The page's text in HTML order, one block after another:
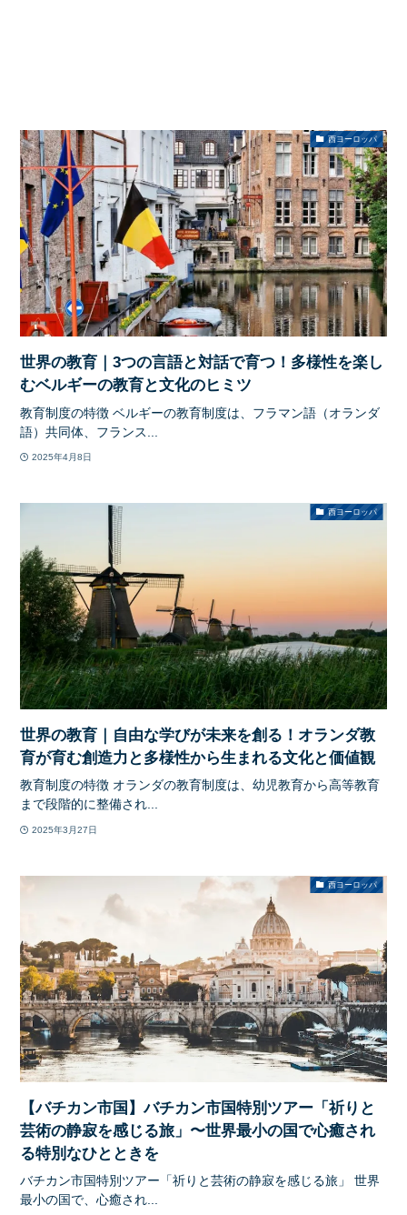
西ヨーロッパ
世界の教育｜3つの言語と対話で育つ！多様性を楽し
むベルギーの教育と文化のヒミツ
教育制度の特徴 ベルギーの教育制度は、フラマン語（オランダ
語）共同体、フランス...
2025年4月8日
西ヨーロッパ
世界の教育｜自由な学びが未来を創る！オランダ教
育が育む創造力と多様性から生まれる文化と価値観
教育制度の特徴 オランダの教育制度は、幼児教育から高等教育
まで段階的に整備され...
2025年3月27日
西ヨーロッパ
【バチカン市国】バチカン市国特別ツアー「祈りと
芸術の静寂を感じる旅」〜世界最小の国で心癒され
る特別なひとときを
バチカン市国特別ツアー「祈りと芸術の静寂を感じる旅」 世界
最小の国で、心癒され...